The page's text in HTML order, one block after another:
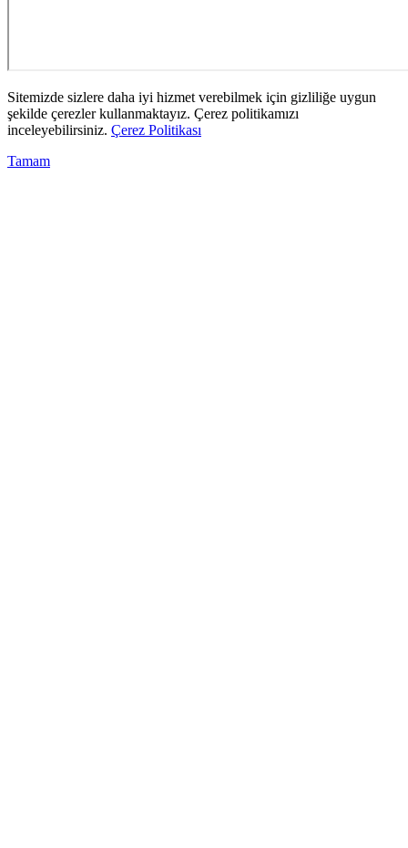
Sitemizde sizlere daha iyi hizmet verebilmek için gizliliğe uygun
şekilde çerezler kullanmaktayız. Çerez politikamızı
inceleyebilirsiniz. Çerez Politikası
Tamam